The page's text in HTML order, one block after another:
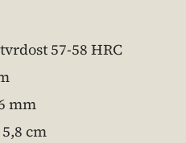
57-58 HRC
mm
cm